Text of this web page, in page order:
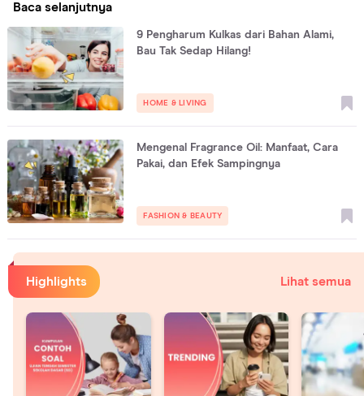
Baca selanjutnya
9 Pengharum Kulkas dari Bahan Alami,
Bau Tak Sedap Hilang!
HOME & LIVING
Mengenal Fragrance Oil: Manfaat, Cara
Pakai, dan Efek Sampingnya
FASHION & BEAUTY
Highlights Lihat semua